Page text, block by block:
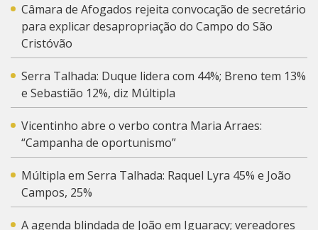
Câmara de Afogados rejeita convocação de secretário
para explicar desapropriação do Campo do São
Cristóvão
Serra Talhada: Duque lidera com 44%; Breno tem 13%
e Sebastião 12%, diz Múltipla
Vicentinho abre o verbo contra Maria Arraes:
“Campanha de oportunismo”
Múltipla em Serra Talhada: Raquel Lyra 45% e João
Campos, 25%
A agenda blindada de João em Iguaracy; vereadores